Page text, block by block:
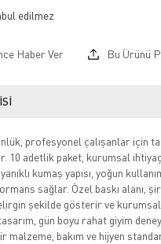
Haber Ver Bu Ürünü
profesyonel çalışanlar için
10 adetlik paket, kurumsal
kumaş yapısı, yoğun
sağlar. Özel baskı alanı,
şekilde gösterir ve
gün boyu rahat giyim
malzeme, bakım ve hijyen